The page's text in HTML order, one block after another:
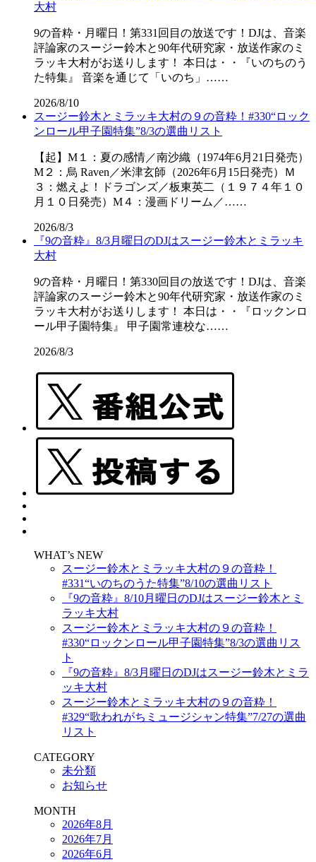
大村
9の音粋・月曜日！第331回目の放送です！DJは、音楽
評論家のスージー鈴木と90年代研究家・放送作家のミ
ラッキ大村がお送りします！ 本日は・・『いのちのう
た特集』 音楽を通じて「いのち」……
2026/8/10
スージー鈴木とミラッキ大村の９の音粋！#330“ロック
ンロール甲子園特集”8/3の選曲リスト
【起】M１：夏の感情／南沙織（1974年6月21日発売）
M２：烏 Raven／米津玄師（2026年6月15日発売）Ｍ
３：燃えよ！ドラゴンズ／板東英二（１９７４年１０
月１０日発売）M４：漫画ドリーム／……
2026/8/3
『9の音粋』8/3月曜日のDJはスージー鈴木とミラッキ
大村
9の音粋・月曜日！第330回目の放送です！DJは、音楽
評論家のスージー鈴木と90年代研究家・放送作家のミ
ラッキ大村がお送りします！ 本日は・・『ロックンロ
ール甲子園特集』 甲子園常連校な……
2026/8/3
WHAT’s NEW
スージー鈴木とミラッキ大村の９の音粋！
#331“いのちのうた特集”8/10の選曲リスト
『9の音粋』8/10月曜日のDJはスージー鈴木とミ
ラッキ大村
スージー鈴木とミラッキ大村の９の音粋！
#330“ロックンロール甲子園特集”8/3の選曲リス
ト
『9の音粋』8/3月曜日のDJはスージー鈴木とミラ
ッキ大村
スージー鈴木とミラッキ大村の９の音粋！
#329“歌われがちミュージシャン特集”7/27の選曲
リスト
CATEGORY
未分類
お知らせ
MONTH
2026年8月
2026年7月
2026年6月